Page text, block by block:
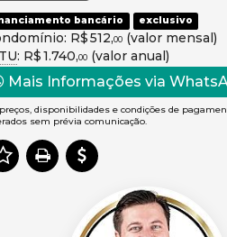
bancário exclusivo
R$ 512,00 (valor mensal)
: R$ 1.740,00 (valor anual)
Mais Informações via
disponibilidades e condições de
sem prévia comunicação.